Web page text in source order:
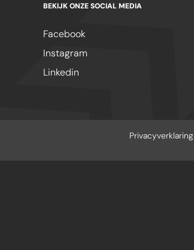
BEKIJK ONZE SOCIAL MEDIA
Facebook
Instagram
Linkedin
Privacyverklaring